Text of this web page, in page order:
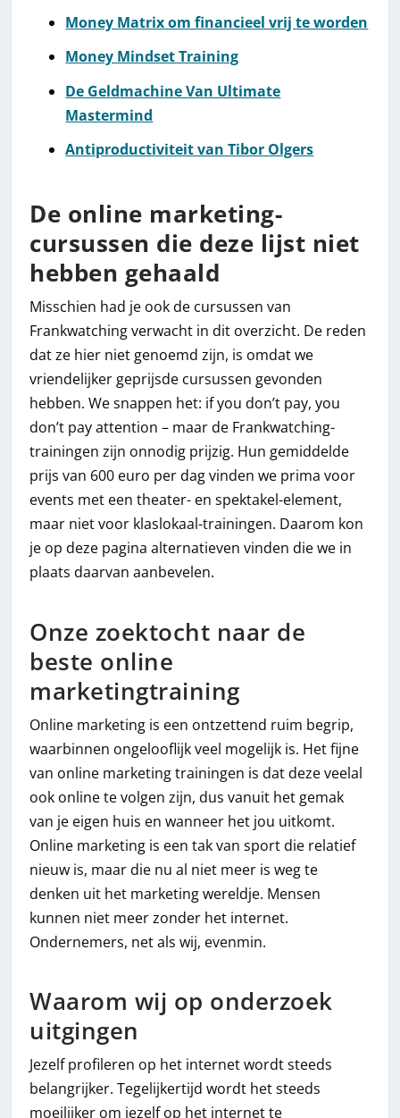
Money Matrix om financieel vrij te worden
Money Mindset Training
De Geldmachine Van Ultimate
Mastermind
Antiproductiviteit van Tibor Olgers
De online marketing-
cursussen die deze lijst niet
hebben gehaald
Misschien had je ook de cursussen van
Frankwatching verwacht in dit overzicht. De reden
dat ze hier niet genoemd zijn, is omdat we
vriendelijker geprijsde cursussen gevonden
hebben. We snappen het: if you don’t pay, you
don’t pay attention – maar de Frankwatching-
trainingen zijn onnodig prijzig. Hun gemiddelde
prijs van 600 euro per dag vinden we prima voor
events met een theater- en spektakel-element,
maar niet voor klaslokaal-trainingen. Daarom kon
je op deze pagina alternatieven vinden die we in
plaats daarvan aanbevelen.
Onze zoektocht naar de
beste online
marketingtraining
Online marketing is een ontzettend ruim begrip,
waarbinnen ongelooflijk veel mogelijk is. Het fijne
van online marketing trainingen is dat deze veelal
ook online te volgen zijn, dus vanuit het gemak
van je eigen huis en wanneer het jou uitkomt.
Online marketing is een tak van sport die relatief
nieuw is, maar die nu al niet meer is weg te
denken uit het marketing wereldje. Mensen
kunnen niet meer zonder het internet.
Ondernemers, net als wij, evenmin.
Waarom wij op onderzoek
uitgingen
Jezelf profileren op het internet wordt steeds
belangrijker. Tegelijkertijd wordt het steeds
moeilijker om jezelf op het internet te